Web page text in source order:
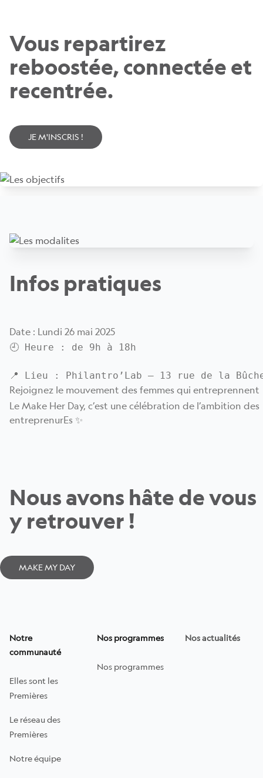
Vous repartirez
reboostée, connectée et
recentrée.
JE M'INSCRIS !
Infos pratiques
Date : Lundi 26 mai 2025
🕘 Heure : de 9h à 18h
Rejoignez le mouvement des femmes qui entreprennent
Le Make Her Day, c’est une célébration de l’ambition des
entreprenurEs ✨
Nous avons hâte de vous
y retrouver !
MAKE MY DAY
Notre
communauté
Elles sont les
Premières
Le réseau des
Premières
Notre équipe
Nos programmes
Nos programmes
Nos actualités